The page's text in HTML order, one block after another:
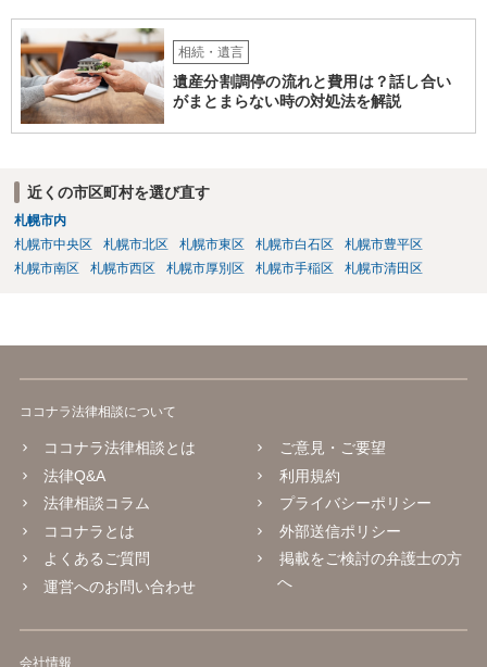
相続・遺言
遺産分割調停の流れと費用は？話し合い
がまとまらない時の対処法を解説
近くの市区町村を選び直す
札幌市内
札幌市中央区
札幌市北区 札幌市東区 札幌市白石区
札幌市豊平区
札幌市南区
札幌市西区 札幌市厚別区 札幌市手稲区 札幌市清田区
ココナラ法律相談について
ココナラ法律相談とは
法律Q&A
法律相談コラム
ココナラとは
よくあるご質問
運営へのお問い合わせ
ご意見・ご要望
利用規約
プライバシーポリシー
外部送信ポリシー
掲載をご検討の弁護士の方
へ
会社情報